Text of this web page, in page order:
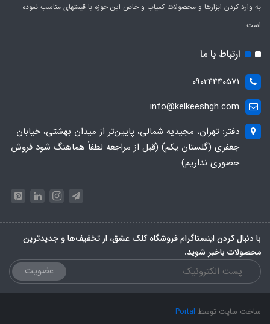
به وارد کردن ابزارها و محصولات کمیاب و خاص این حوزه با قیمتهای مناسب نموده
است.
ارتباط با ما
09024440571
info@kelkeeshgh.com
دفتر: تهران، مجیدیه شمالی، پایین‌تر از میدان بهشتی، خیابان
جعفری (گلستان یکم) (قبل از مراجعه لطفاً هماهنگ شود فروش
حضوری نداریم)
با دنبال کردن اینستاگرام فروشگاه کلک عشق، از تخفیف‌ها و جدیدترین‌
محصولات باخبر شوید.
عضویت
ساخت سایت توسط Portal